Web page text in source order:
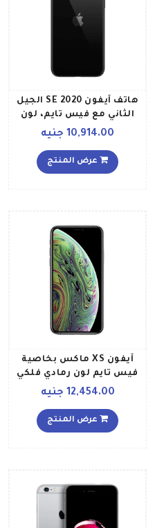
هاتف آيفون SE 2020 الجيل
الثاني مع فيس تايم، لون
أسود، بذاكرة رام 3 جيجابايت
ويدعم تقنية 4G LTE
10,914.00 جنيه
عرض المنتج
آيفون XS ماكس بخاصية
فيس تايم لون رمادي فلكي
سعة 64 جيجابايت يدعم
دولية
12,454.00 جنيه
عرض المنتج